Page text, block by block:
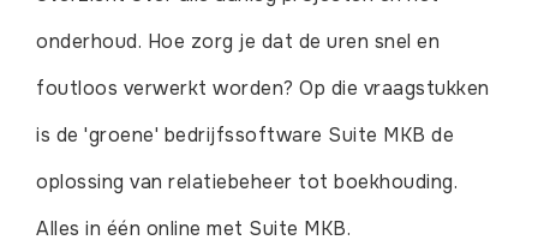
onderhoud. Hoe zorg je dat de uren snel en
foutloos verwerkt worden? Op die vraagstukken
is de 'groene' bedrijfssoftware Suite MKB de
oplossing van relatiebeheer tot boekhouding.
Alles in één online met Suite MKB.